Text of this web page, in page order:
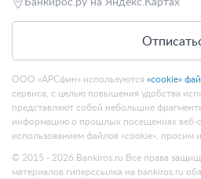
Банкирос.ру на Яндекс.Картах
ООО «АРСфин» используются «cookie»
сервиса, с целью повышения удобства
представляют собой небольшие
информацию о прошлых посещениях веб-
использованием файлов «cookie», просим
© 2015 - 2026 Bankiros.ru Все права
материалов гиперссылка на bankiros.ru